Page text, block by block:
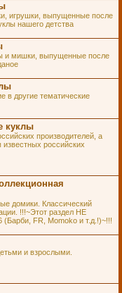
игрушки, выпущенные после
нашего детства
и мишки, выпущенные после
в другие тематические
куклы
производителей, а
известных российских
домики. Классический
!!!~Этот раздел НЕ
FR, Momoko и т.д.!)~!!!
и взрослыми.